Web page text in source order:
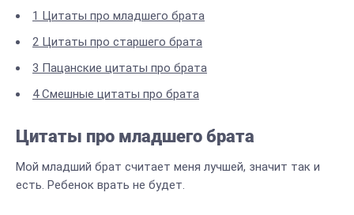
1 Цитаты про младшего брата
2 Цитаты про старшего брата
3 Пацанские цитаты про брата
4Смешные цитаты про брата
Цитаты про младшего брата
Мой младший брат считает меня лучшей, значит так и
есть. Ребенок врать не будет.